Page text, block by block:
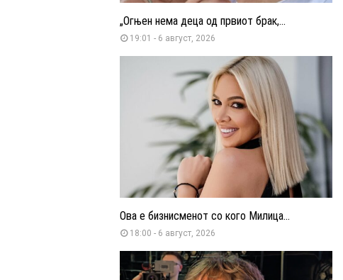
„Огњен нема деца од првиот брак,...
19:01 - 6 август, 2026
Ова е бизнисменот со кого Милица...
18:00 - 6 август, 2026